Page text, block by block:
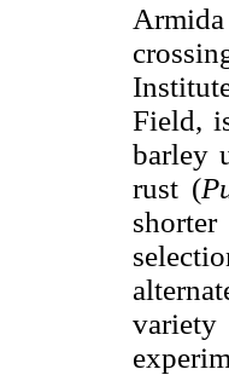
Field,
barley
rust (